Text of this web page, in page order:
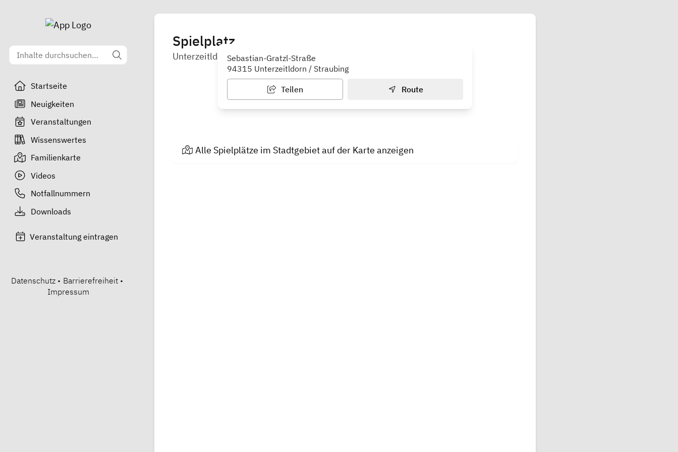
Startseite
Neuigkeiten
Veranstaltungen
Wissenswertes
Familienkarte
Videos
Notfallnummern
Downloads
Veranstaltung eintragen
Datenschutz • Barrierefreiheit •
Impressum
Spielplatz
UnterzeitldornSebastian-Gratzl-Straße
94315 Unterzeitldorn / Straubing
Teilen Route
Alle Spielplätze im Stadtgebiet auf der Karte anzeigen